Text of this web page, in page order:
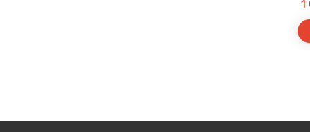
1